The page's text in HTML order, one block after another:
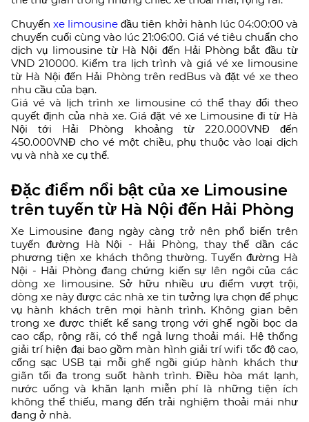
Chuyếnxe limousine đầu tiên khởi hành lúc 04:00:00 và
chuyến cuối cùng vào lúc 21:06:00. Giá vé tiêu chuẩn cho
dịch vụ limousine từ Hà Nội đến Hải Phòng bắt đầu từ
VND 210000. Kiểm tra lịch trình và giá vé xe limousine
từ Hà Nội đến Hải Phòng trên redBus và đặt vé xe theo
nhu cầu của bạn.
Giá vé và lịch trình xe limousine có thể thay đổi theo
quyết định của nhà xe. Giá đặt vé xe Limousine đi từ Hà
Nội tới Hải Phòng khoảng từ 220.000VNĐ đến
450.000VNĐ cho vé một chiều, phụ thuộc vào loại dịch
vụ và nhà xe cụ thể.
Đặc điểm nổi bật của xe Limousine
trên tuyến từ Hà Nội đến Hải Phòng
Xe Limousine đang ngày càng trở nên phổ biến trên
tuyến đường Hà Nội - Hải Phòng, thay thế dần các
phương tiện xe khách thông thường. Tuyến đường Hà
Nội - Hải Phòng đang chứng kiến sự lên ngôi của các
dòng xe limousine. Sở hữu nhiều ưu điểm vượt trội,
dòng xe này được các nhà xe tin tưởng lựa chọn để phục
vụ hành khách trên mọi hành trình. Không gian bên
trong xe được thiết kế sang trọng với ghế ngồi bọc da
cao cấp, rộng rãi, có thể ngả lưng thoải mái. Hệ thống
giải trí hiện đại bao gồm màn hình giải trí wifi tốc độ cao,
cổng sạc USB tại mỗi ghế ngồi giúp hành khách thư
giãn tối đa trong suốt hành trình. Điều hòa mát lạnh,
nước uống và khăn lạnh miễn phí là những tiện ích
không thể thiếu, mang đến trải nghiệm thoải mái như
đang ở nhà.